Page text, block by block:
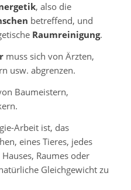
, also die
betreffend, und
Raumreinigung.
muss sich von Ärzten,
usw. abgrenzen.
Baumeistern,
Arbeit ist, das
eines Tieres, jedes
Raumes oder
Gleichgewicht zu